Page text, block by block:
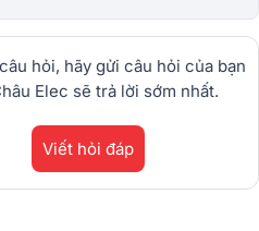
phí giao hàng. 1900.0255
hỏi, hãy gửi câu hỏi của bạn
Elec sẽ trả lời sớm nhất.
Viết hỏi đáp